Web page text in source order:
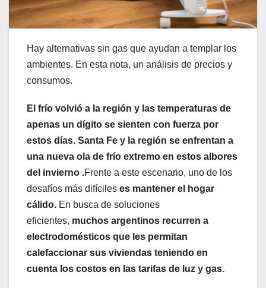
Hay alternativas sin gas que ayudan a templar los
ambientes. En esta nota, un análisis de precios y
consumos.
El frío volvió a la región y las temperaturas de
apenas un dígito se sienten con fuerza por
estos días. Santa Fe y la región se enfrentan a
una nueva ola de frío extremo en estos albores
del invierno .Frente a este escenario, uno de los
desafíos más difíciles es mantener el hogar
cálido. En busca de soluciones
eficientes, muchos argentinos recurren a
electrodomésticos que les permitan
calefaccionar sus viviendas teniendo en
cuenta los costos en las tarifas de luz y gas.